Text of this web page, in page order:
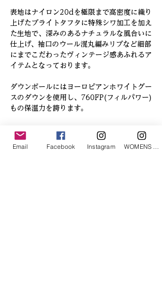
表地はナイロン20dを極限まで高密度に織り
上げたブライトタフタに特殊シワ加工を加え
た生地で、深みのあるナチュラルな風合いに
仕上げ、袖口のウール混丸編みリブなど細部
にまでこだわったヴィンテージ感あふれるア
イテムとなっております。
ダウンボールにはヨーロピアンホワイトグー
スのダウンを使用し、760FP(フィルパワー)
もの保温力を誇ります。
「あなたへのお勧めアイテム」
Email Facebook Instagram